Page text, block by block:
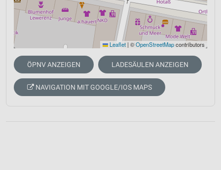
Leaflet | ©OpenStreetMapcontributors
ÖPNV ANZEIGEN LADESÄULEN ANZEIGEN
NAVIGATION MIT GOOGLE/IOS MAPS